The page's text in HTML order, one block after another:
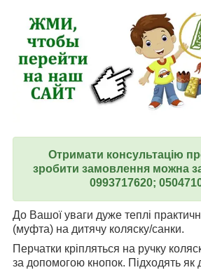
Отримати консультацію
зробити замовлення можна
0993717620;
До Вашої уваги дуже теплі
(муфта) на дитячу коляску/санки.
Перчатки кріпляться на ручку
за допомогою кнопок. Підходять як